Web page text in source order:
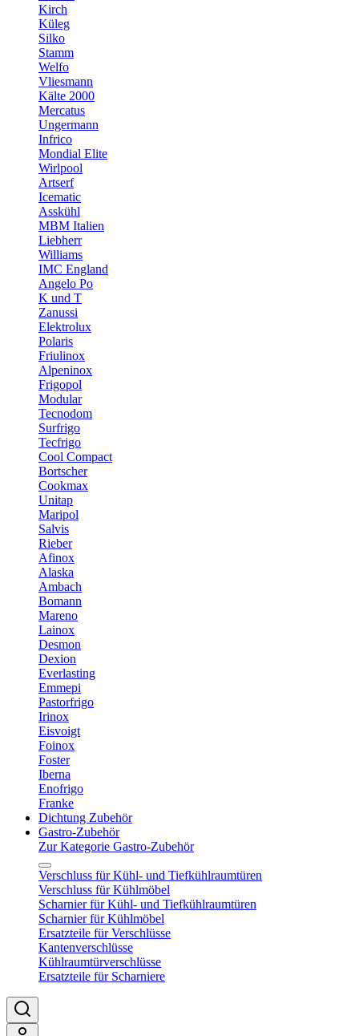
Kirch
Küleg
Silko
Stamm
Welfo
Vliesmann
Kälte 2000
Mercatus
Ungermann
Infrico
Mondial Elite
Wirlpool
Artserf
Icematic
Asskühl
MBM Italien
Liebherr
Williams
IMC England
Angelo Po
K und T
Zanussi
Elektrolux
Polaris
Friulinox
Alpeninox
Frigopol
Modular
Tecnodom
Surfrigo
Tecfrigo
Cool Compact
Bortscher
Cookmax
Unitap
Maripol
Salvis
Rieber
Afinox
Alaska
Ambach
Bomann
Mareno
Lainox
Desmon
Dexion
Everlasting
Emmepi
Pastorfrigo
Irinox
Eisvoigt
Foinox
Foster
Iberna
Enofrigo
Franke
Dichtung Zubehör
Gastro-Zubehör
Zur Kategorie Gastro-Zubehör
Verschluss für Kühl- und Tiefkühlraumtüren
Verschluss für Kühlmöbel
Scharnier für Kühl- und Tiefkühlraumtüren
Scharnier für Kühlmöbel
Ersatzteile für Verschlüsse
Kantenverschlüsse
Kühlraumtürverschlüsse
Ersatzteile für Scharniere